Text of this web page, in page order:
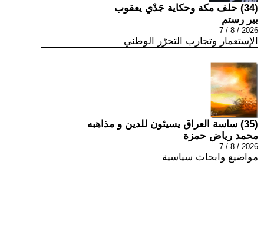
(34) حلف مكة وحكاية جَدْي يعقوب
بير رستم
2026 / 8 / 7
الإستعمار وتجارب التحرّر الوطني
(35) ساسة العراق يسيئون للدين و مذاهبه
محمد رياض حمزة
2026 / 8 / 7
مواضيع وابحاث سياسية